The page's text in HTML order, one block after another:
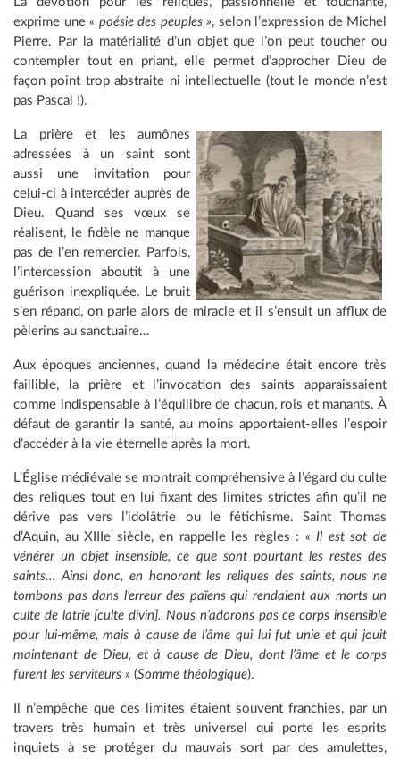
exprime une « poésie des peuples », selon l’expression de Michel
Pierre. Par la matérialité d’un objet que l’on peut toucher ou
contempler tout en priant, elle permet d’approcher Dieu de
façon point trop abstraite ni intellectuelle (tout le monde n’est
pas Pascal !).
La prière et les aumônes
adressées à un saint sont
aussi une invitation pour
celui-ci à intercéder auprès de
Dieu. Quand ses vœux se
réalisent, le fidèle ne manque
pas de l’en remercier. Parfois,
l’intercession aboutit à une
guérison inexpliquée. Le bruit
s’en répand, on parle alors de miracle et il s’ensuit un afflux de
pèlerins au sanctuaire…
Aux époques anciennes, quand la médecine était encore très
faillible, la prière et l’invocation des saints apparaissaient
comme indispensable à l’équilibre de chacun, rois et manants. À
défaut de garantir la santé, au moins apportaient-elles l’espoir
d’accéder à la vie éternelle après la mort.
L’Église médiévale se montrait compréhensive à l’égard du culte
des reliques tout en lui fixant des limites strictes afin qu’il ne
dérive pas vers l’idolâtrie ou le fétichisme. Saint Thomas
d’Aquin, au XIIIe siècle, en rappelle les règles : « Il est sot de
vénérer un objet insensible, ce que sont pourtant les restes des
saints… Ainsi donc, en honorant les reliques des saints, nous ne
tombons pas dans l’erreur des païens qui rendaient aux morts un
culte de latrie [culte divin]. Nous n’adorons pas ce corps insensible
pour lui-même, mais à cause de l’âme qui lui fut unie et qui jouit
maintenant de Dieu, et à cause de Dieu, dont l’âme et le corps
furent les serviteurs » (Somme théologique).
Il n’empêche que ces limites étaient souvent franchies, par un
travers très humain et très universel qui porte les esprits
inquiets à se protéger du mauvais sort par des amulettes,